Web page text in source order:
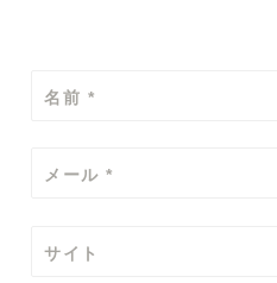
名前 *
メール *
サイト